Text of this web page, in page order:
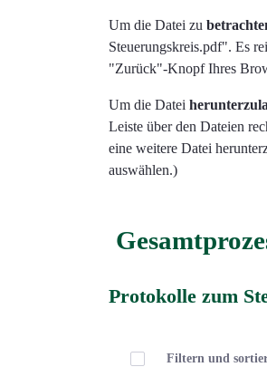
Um die Datei zu
Steuerungskreis.pdf". Es
"Zurück"-Knopf Ihres
Um die Datei
Leiste über den Dateien
eine weitere Datei
auswählen.)
Protokolle zum
Elemente auswählen
Filtern und